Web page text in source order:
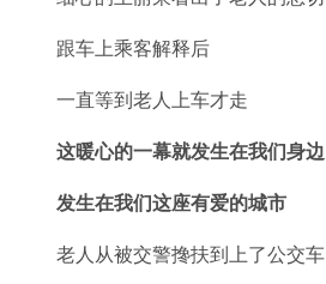
跟车上乘客解释后
一直等到老人上车才走
这暖心的一幕就发生在我们身边
发生在我们这座有爱的城市
老人从被交警搀扶到上了公交车